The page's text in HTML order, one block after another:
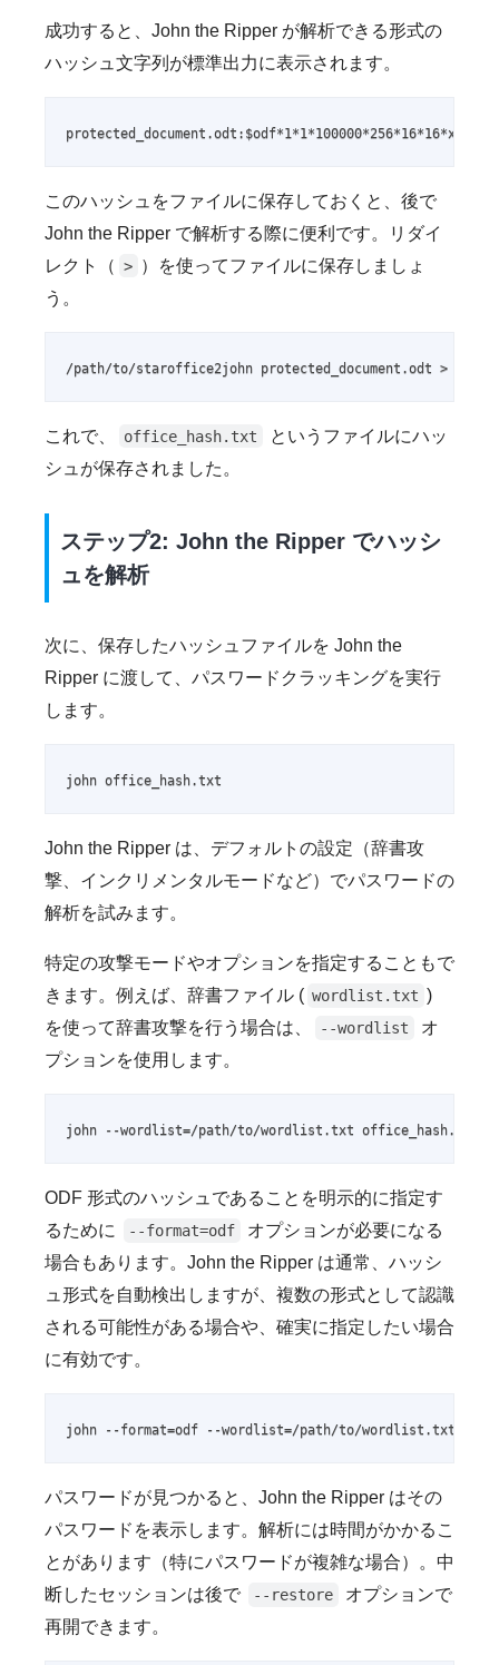
成功すると、John the Ripper が解析できる形式の
ハッシュ文字列が標準出力に表示されます。
このハッシュをファイルに保存しておくと、後で
John the Ripper で解析する際に便利です。リダイ
レクト（ > ）を使ってファイルに保存しましょ
う。
/path/to/staroffice2john protected_document.odt >
これで、 office_hash.txt
というファイルにハッ
シュが保存されました。
ステップ2: John the Ripper でハッシ
ュを解析
次に、保存したハッシュファイルを John the
Ripper に渡して、パスワードクラッキングを実行
します。
john office_hash.txt
John the Ripper は、デフォルトの設定（辞書攻
撃、インクリメンタルモードなど）でパスワードの
解析を試みます。
特定の攻撃モードやオプションを指定することもで
きます。例えば、辞書ファイル ( wordlist.txt )
を使って辞書攻撃を行う場合は、
--wordlist
オ
プションを使用します。
john --wordlist=/path/to/wordlist.txt office_hash.txt
ODF 形式のハッシュであることを明示的に指定す
るために
--format=odf
オプションが必要になる
場合もあります。John the Ripper は通常、ハッシ
ュ形式を自動検出しますが、複数の形式として認識
される可能性がある場合や、確実に指定したい場合
に有効です。
john --format=odf --wordlist=/path/to/wordlist.txt
パスワードが見つかると、John the Ripper はその
パスワードを表示します。解析には時間がかかるこ
とがあります（特にパスワードが複雑な場合）。中
断したセッションは後で
--restore
オプションで
再開できます。